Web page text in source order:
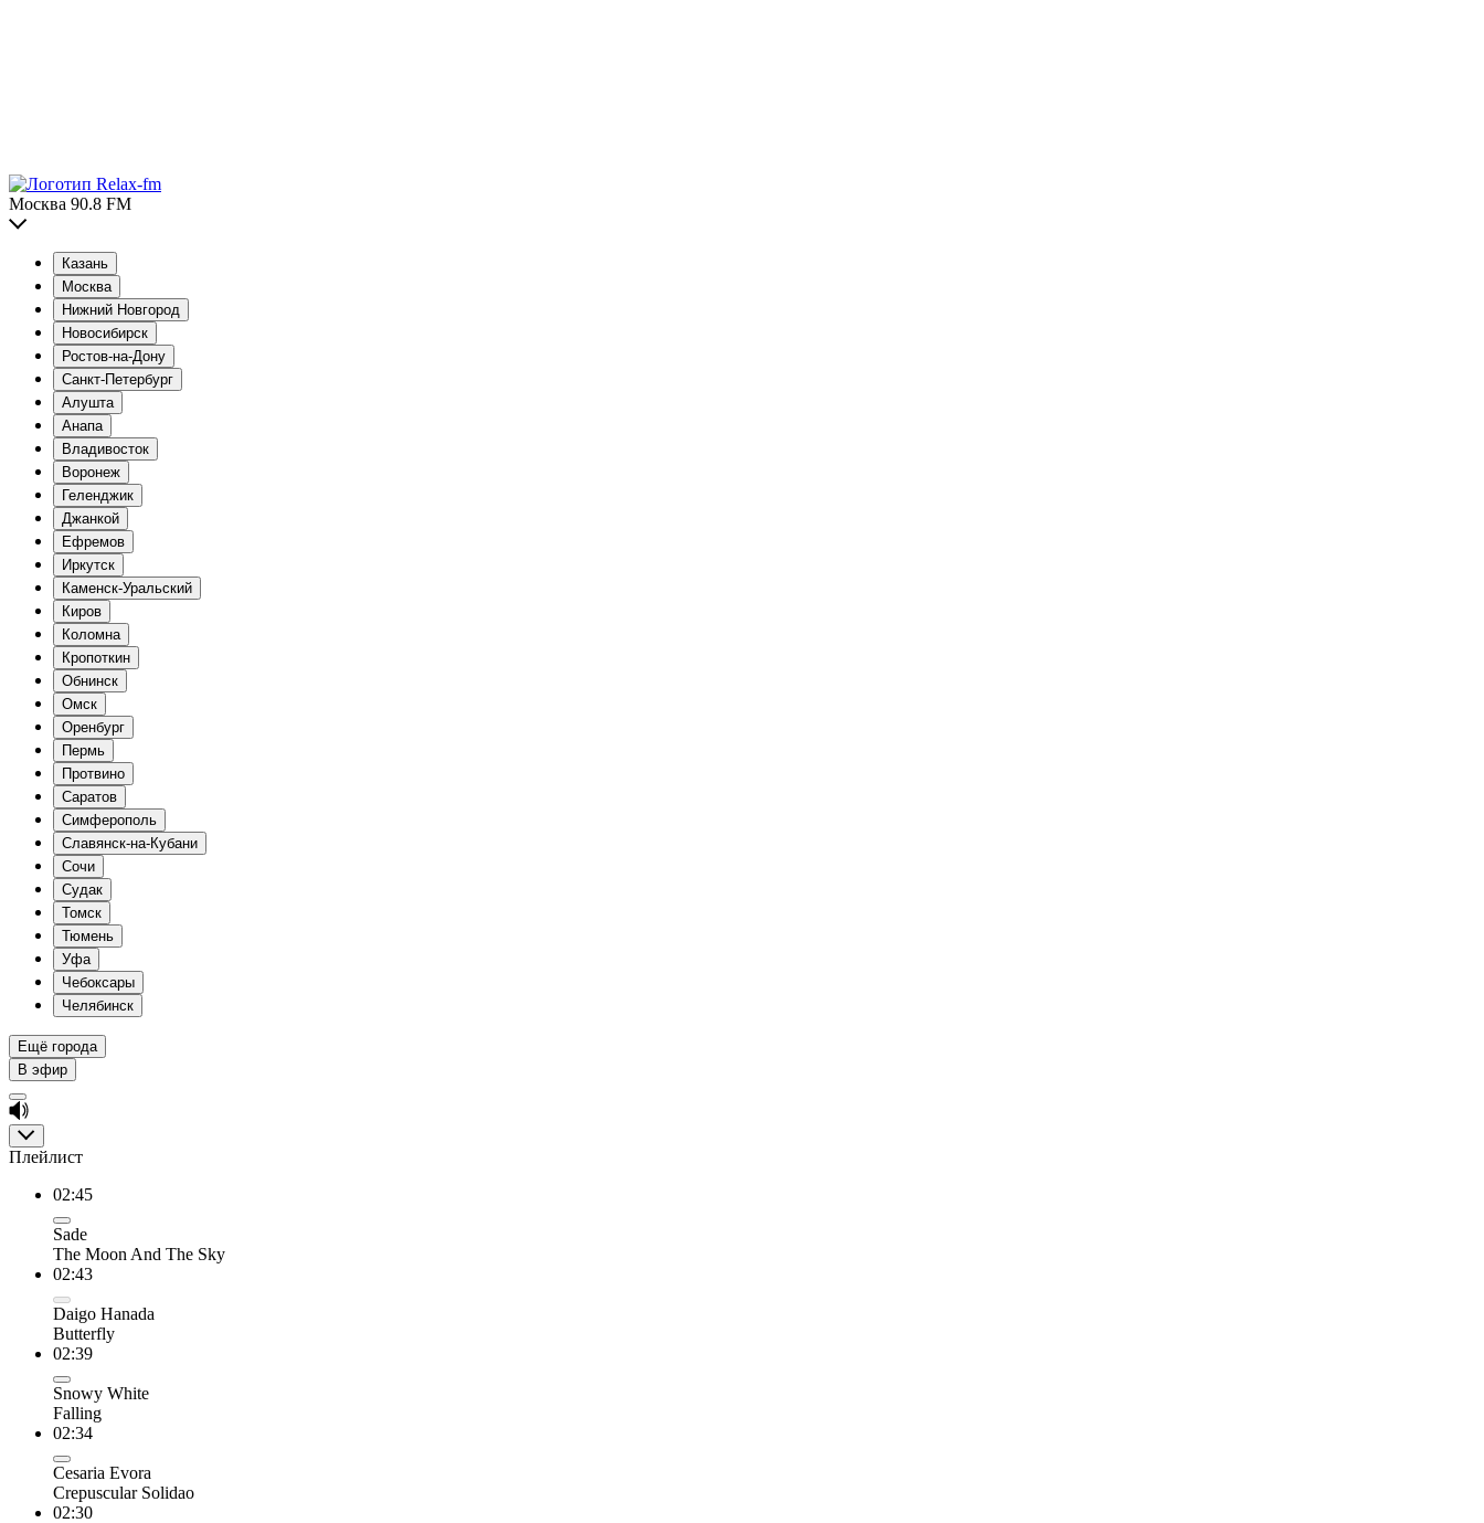
Москва 90.8 FM
Казань
Москва
Нижний Новгород
Новосибирск
Ростов-на-Дону
Санкт-Петербург
Алушта
Анапа
Владивосток
Воронеж
Геленджик
Джанкой
Ефремов
Иркутск
Каменск-Уральский
Киров
Коломна
Кропоткин
Обнинск
Омск
Оренбург
Пермь
Протвино
Саратов
Симферополь
Славянск-на-Кубани
Сочи
Судак
Томск
Тюмень
Уфа
Чебоксары
Челябинск
Ещё города
В эфир
Плейлист
02:45
Sade
The Moon And The Sky
02:43
Daigo Hanada
Butterfly
02:39
Snowy White
Falling
02:34
Cesaria Evora
Crepuscular Solidao
02:30